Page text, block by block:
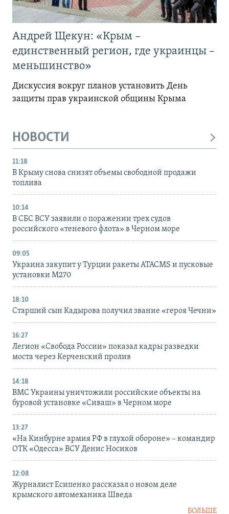
Андрей Щекун: «Крым –
единственный регион, где украинцы –
меньшинство»
Дискуссия вокруг планов установить День
защиты прав украинской общины Крыма
НОВОСТИ
11:18
В Крыму снова снизят объемы свободной продажи
топлива
10:14
В СБС ВСУ заявили о поражении трех судов
российского «теневого флота» в Черном море
09:05
Украина закупит у Турции ракеты ATACMS и пусковые
установки M270
18:10
Старший сын Кадырова получил звание «героя Чечни»
16:27
Легион «Свобода России» показал кадры разведки
моста через Керченский пролив
14:18
ВМС Украины уничтожили российские объекты на
буровой установке «Сиваш» в Черном море
13:27
«На Кинбурне армия РФ в глухой обороне» – командир
ОТК «Одесса» ВСУ Денис Носиков
12:08
Журналист Есипенко рассказал о новом деле
крымского автомеханика Шведа
БОЛЬШЕ